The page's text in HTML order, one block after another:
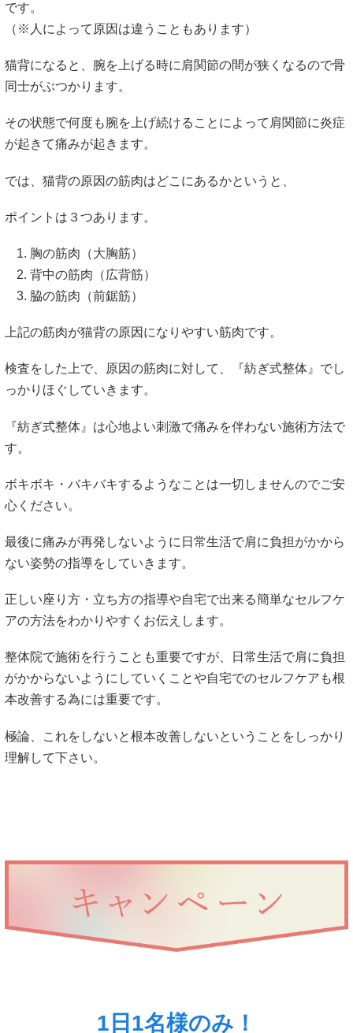
です。
（※人によって原因は違うこともあります）
猫背になると、腕を上げる時に肩関節の間が狭くなるので骨
同士がぶつかります。
その状態で何度も腕を上げ続けることによって肩関節に炎症
が起きて痛みが起きます。
では、猫背の原因の筋肉はどこにあるかというと、
ポイントは３つあります。
胸の筋肉（大胸筋）
背中の筋肉（広背筋）
脇の筋肉（前鋸筋）
上記の筋肉が猫背の原因になりやすい筋肉です。
検査をした上で、原因の筋肉に対して、『紡ぎ式整体』でし
っかりほぐしていきます。
『紡ぎ式整体』は心地よい刺激で痛みを伴わない施術方法で
す。
ボキボキ・バキバキするようなことは一切しませんのでご安
心ください。
最後に痛みが再発しないように日常生活で肩に負担がかから
ない姿勢の指導をしていきます。
正しい座り方・立ち方の指導や自宅で出来る簡単なセルフケ
アの方法をわかりやすくお伝えします。
整体院で施術を行うことも重要ですが、日常生活で肩に負担
がかからないようにしていくことや自宅でのセルフケアも根
本改善する為には重要です。
極論、これをしないと根本改善しないということをしっかり
理解して下さい。
1日1名様のみ！